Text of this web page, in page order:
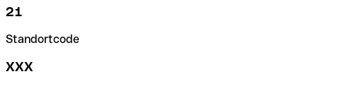
21
Standortcode
XXX